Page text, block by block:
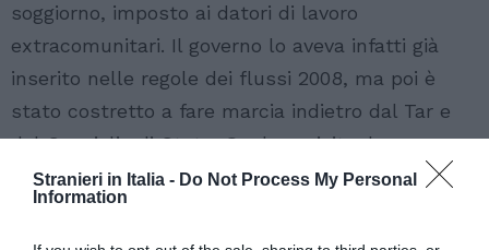
Stranieri in Italia - Do Not Process My Personal
Information
soggiorno, imposto ai datori di lavoro
extracomunitari. Il governo lo aveva infatti già
inserito nelle regole dei flussi 2008, ma poi è
stato costretto a fare marcia indietro dal Tar e
dal Consiglio di Stato. Quel requisito, hanno
stabilito i giudici, è discriminatorio: datori di
lavoro italiani e stranieri, purché regolarmente
soggiornanti, devono avere gli stessi diritti.